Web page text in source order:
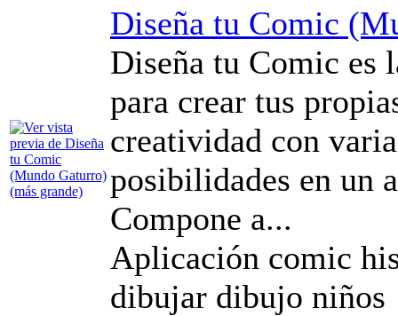
Diseña tu Comic
Diseña tu Comic es
para crear tus
creatividad con
posibilidades en un
Compone a...
Aplicación comic
dibujar dibujo niños